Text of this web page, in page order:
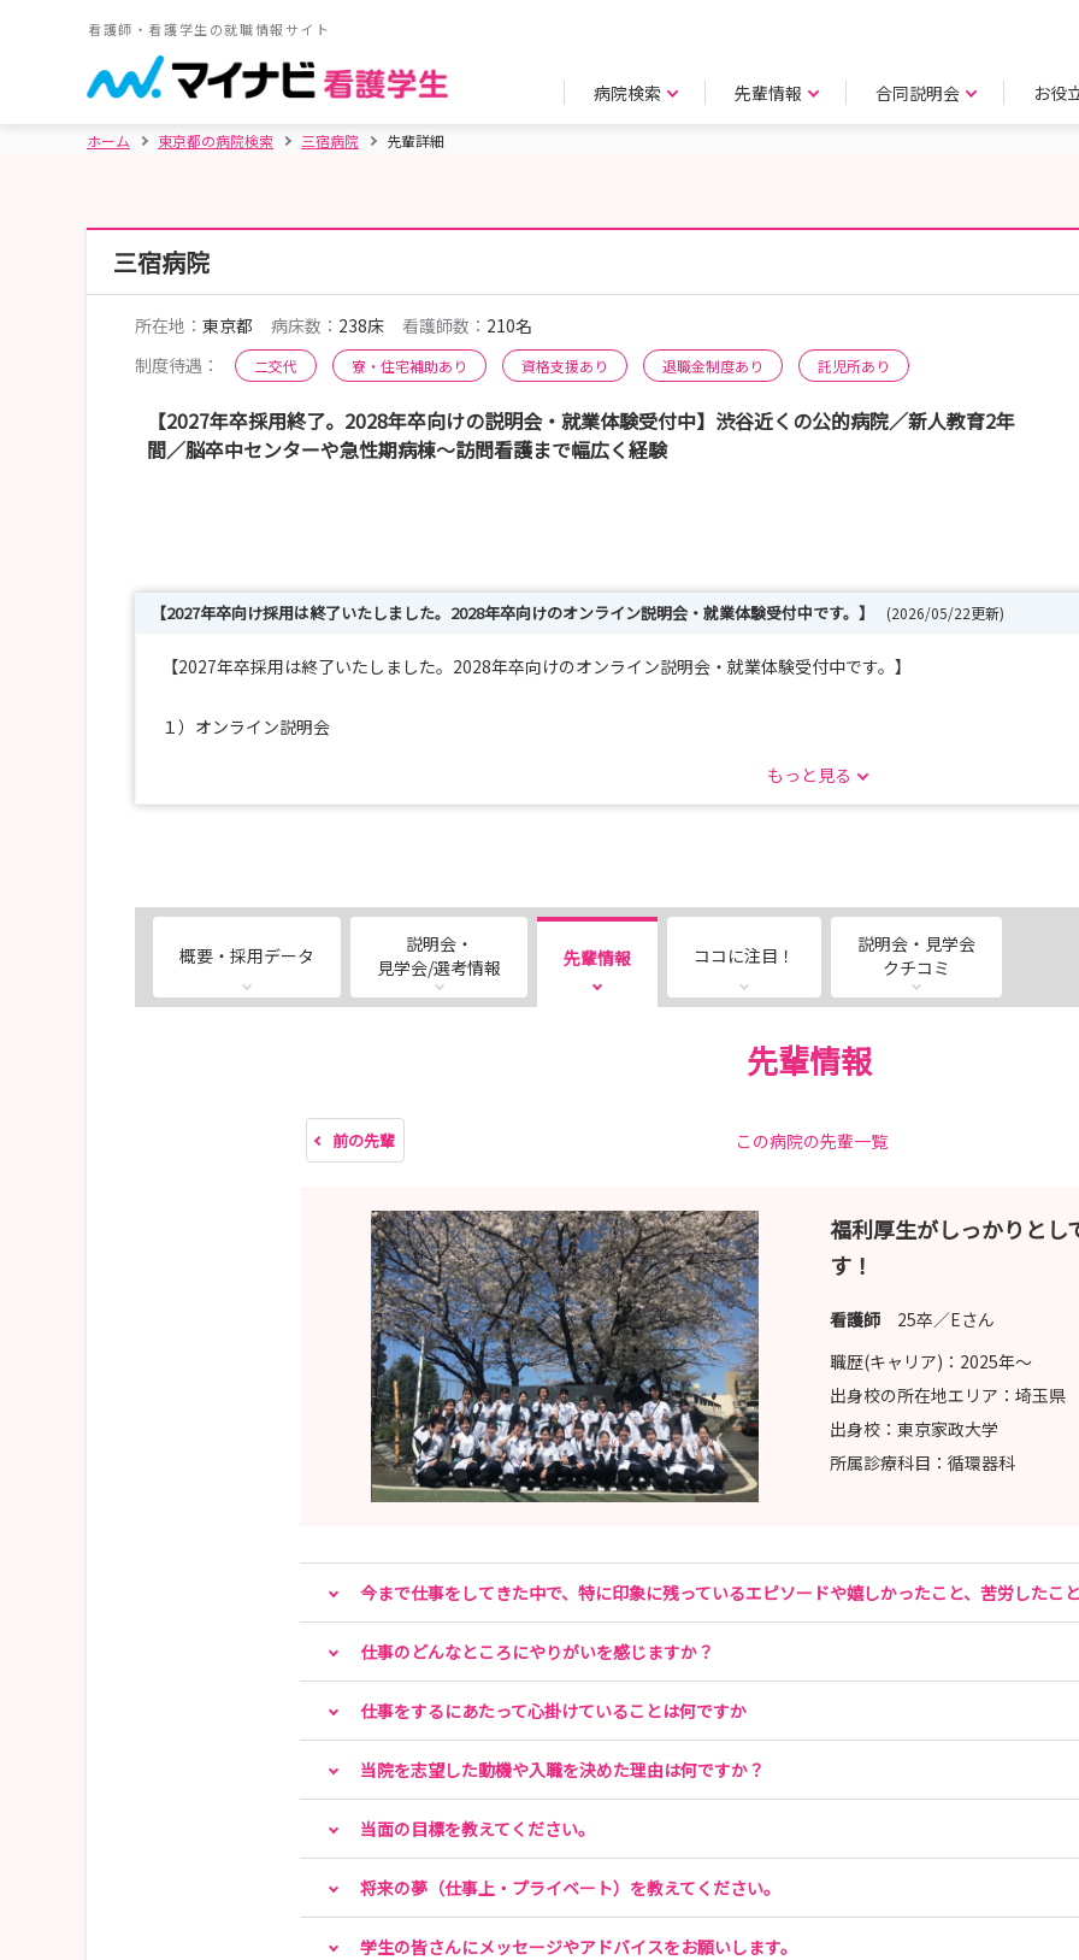
看護師・看護学生の就職情報サイト
病院検索 先輩情報 合同説明会 お役
ホーム 東京都の病院検索 三宿病院 先輩詳細
三宿病院
所在地： 東京都 病床数： 238床 看護師数： 210名
制度待遇：
二交代 寮・住宅補助あり 資格支援あり 退職金制度あり 託児所あり
【2027年卒採用終了。2028年卒向けの説明会・就業体験受付中】渋谷近くの公的病院／新人教育2年
間／脳卒中センターや急性期病棟～訪問看護まで幅広く経験
【2027年卒向け採用は終了いたしました。2028年卒向けのオンライン説明会・就業体験受付中です。】 (2026/05/22更新)
【2027年卒採用は終了いたしました。2028年卒向けのオンライン説明会・就業体験受付中です。】
１）オンライン説明会
テーマ：「三宿病院の認知症看護および訪問看護ステーション（の看護）について」
合同就職説明会では聞けない「三宿病院の看護」について、認知症看護認定看護師・訪問看護師と若手看護師が
お話しします！
急性期から在宅まで、三宿病院の“看護”を知る機会です。
テーマ：「三宿病院の脳卒中センターおよび訪問看護ステーション（の看護）について」
合同就職説明会では聞けない「三宿病院の看護」について、脳卒中看護認定看護師・訪問看護師と若手看護師が
急性期から在宅まで、三宿病院の“看護”を知る機会です。
実施曜日：火・水・木・金曜日(祝日除く)
開催期間：2026年8月4日（火）～9月11日（金）
３）選考会 ※終了いたしました
【第1回】開催：2026年4月18日（土）9:00 ／ 提出期限：4月8日（水）必着
【第3回】開催：2026年5月16日（土）9:00 ／ 提出期限：5月6日（水）必着
【第4回】開催：2026年6月13日（土）9:00 ／ 提出期限：6月3日（水）必着
もっと見る
概要・採用データ
説明会・
見学会/選考情報
先輩情報 ココに注目！
説明会・見学会
クチコミ
先輩情報
前の先輩 この病院の先輩一覧
福利厚生がしっかりとし
す！
看護師 25卒／Eさん
職歴(キャリア)： 2025年〜
出身校の所在地エリア： 埼玉県
出身校： 東京家政大学
所属診療科目： 循環器科
今まで仕事をしてきた中で、特に印象に残っているエピソードや嬉しかったこと、苦労したこ
仕事のどんなところにやりがいを感じますか？
仕事をするにあたって心掛けていることは何ですか
当院を志望した動機や入職を決めた理由は何ですか？
当面の目標を教えてください。
将来の夢（仕事上・プライベート）を教えてください。
学生の皆さんにメッセージやアドバイスをお願いします。